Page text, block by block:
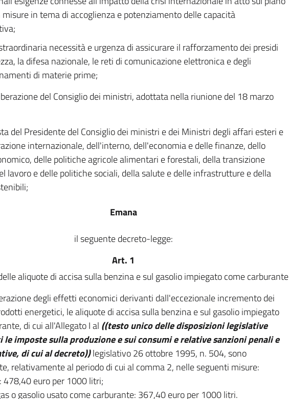
in tema di accoglienza e potenziamento delle capacità
necessità e urgenza di assicurare il rafforzamento dei presidi
la difesa nazionale, le reti di comunicazione elettronica e degli
di materie prime;
del Consiglio dei ministri, adottata nella riunione del 18 marzo
del Presidente del Consiglio dei ministri e dei Ministri degli affari esteri e
internazionale, dell'interno, dell'economia e delle finanze, dello
delle politiche agricole alimentari e forestali, della transizione
lavoro e delle politiche sociali, della salute e delle infrastrutture e della
Emana
il seguente decreto-legge:
Art. 1
aliquote di accisa sulla benzina e sul gasolio impiegato come carburante
degli effetti economici derivanti dall'eccezionale incremento dei
energetici, le aliquote di accisa sulla benzina e sul gasolio impiegato
di cui all'Allegato I al ((testo unico delle disposizioni legislative
le imposte sulla produzione e sui consumi e relative sanzioni penali e
di cui al decreto))legislativo 26 ottobre 1995, n. 504, sono
relativamente al periodo di cui al comma 2, nelle seguenti misure:
478,40 euro per 1000 litri;
o gasolio usato come carburante: 367,40 euro per 1000 litri.